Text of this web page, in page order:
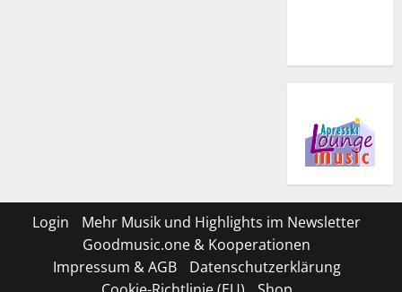
Login
Mehr Musik und Highlights im Newsletter
Goodmusic.one & Kooperationen
Impressum & AGB
Datenschutzerklärung